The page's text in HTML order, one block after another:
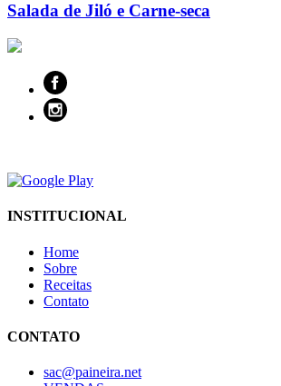
Salada de Jiló e Carne-seca
INSTITUCIONAL
Home
Sobre
Receitas
Contato
CONTATO
sac@paineira.net